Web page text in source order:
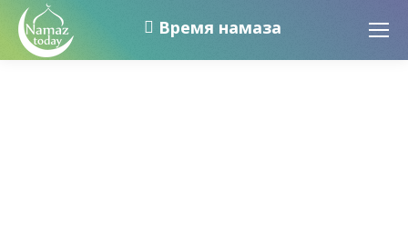
Время намаза